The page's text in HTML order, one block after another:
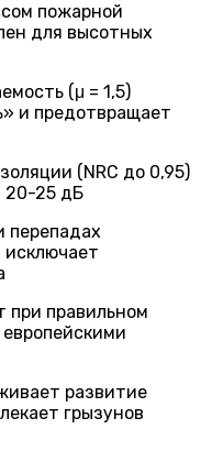
пожарной
для высотных
(μ = 1,5)
и предотвращает
(NRC до 0,95)
20-25 дБ
перепадах
исключает
при правильном
развитие
грызунов